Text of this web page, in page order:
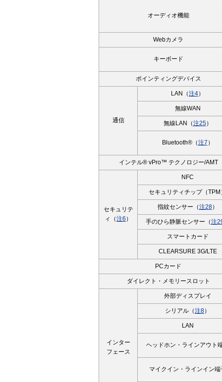
オーディオ機能
Webカメラ
キーボード
ポインティングデバイス
通信
LAN（注4）
無線WAN
無線LAN（注25）
Bluetooth®（注7 ）
インテル® vPro™ テクノロジー/AMT
セキュリテ
ィ（注6 ）
NFC
セキュリティチップ（TPM
指紋センサー（注28）
手のひら静脈センサー（注
スマートカード
CLEARSURE 3G/LTE
PCカード
ダイレクト・メモリースロット
インター
フェース
外部ディスプレイ
シリアル（注8）
LAN
ヘッドホン・ラインアウト
マイクイン・ラインイン端